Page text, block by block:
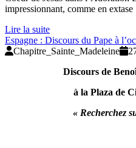
impressionnant, comme en
Lire la suite
Espagne : Discours du Pape à
Chapitre_Sainte_Madeleine
Discours de
à la Plaza de
« Recherchez